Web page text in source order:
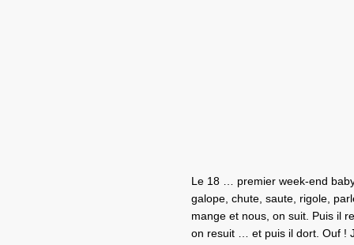
Le 18 … premier week-end
galope, chute, saute, rigole,
mange et nous, on suit. Puis il
on resuit … et puis il dort. Ouf !